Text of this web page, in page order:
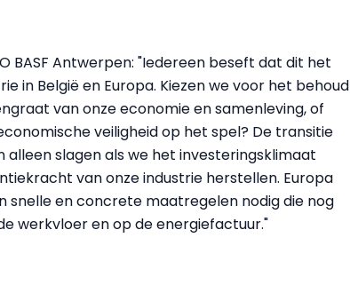
BASF Antwerpen: "Iedereen beseft dat dit het
in België en Europa. Kiezen we voor het behoud
van onze economie en samenleving, of
veiligheid op het spel? De transitie
slagen als we het investeringsklimaat
van onze industrie herstellen. Europa
snelle en concrete maatregelen nodig die nog
werkvloer en op de energiefactuur."